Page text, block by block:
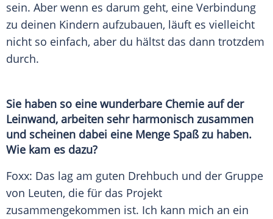
sein. Aber wenn es darum geht, eine Verbindung
zu deinen Kindern aufzubauen, läuft es vielleicht
nicht so einfach, aber du hältst das dann trotzdem
durch.
Sie haben so eine wunderbare Chemie auf der
Leinwand, arbeiten sehr harmonisch zusammen
und scheinen dabei eine Menge Spaß zu haben.
Wie kam es dazu?
Foxx: Das lag am guten Drehbuch und der Gruppe
von Leuten, die für das Projekt
zusammengekommen ist. Ich kann mich an ein